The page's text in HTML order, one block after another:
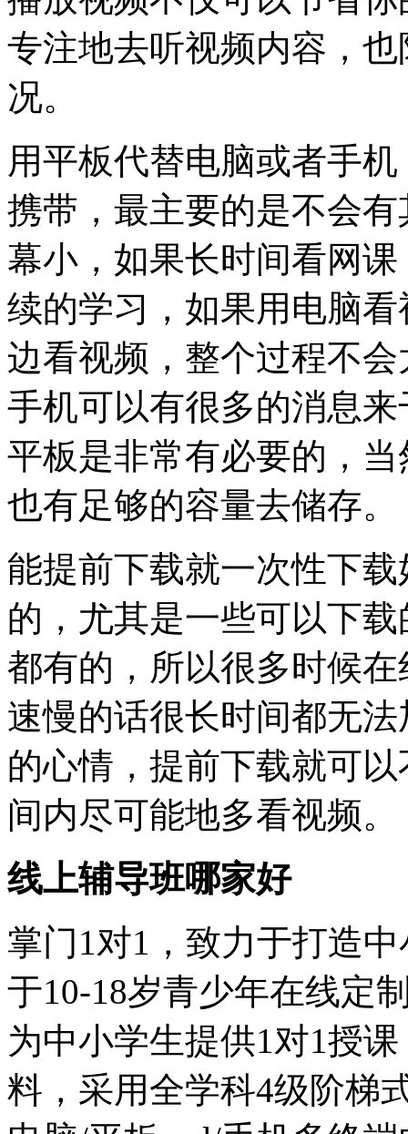
专注地去听视频内容，
况。
用平板代替电脑或者手
携带，最主要的是不会
幕小，如果长时间看网
续的学习，如果用电脑
边看视频，整个过程不
手机可以有很多的消息
平板是非常有必要的，
也有足够的容量去储存。
能提前下载就一次性下
的，尤其是一些可以下
都有的，所以很多时候
速慢的话很长时间都无
的心情，提前下载就可
间内尽可能地多看视频。
线上辅导班哪家好
掌门1对1，致力于打造
于10-18岁青少年在线定
为中小学生提供1对1授
料，采用全学科4级阶梯